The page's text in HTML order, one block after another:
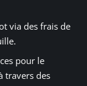
via des frais de
pour le
travers des